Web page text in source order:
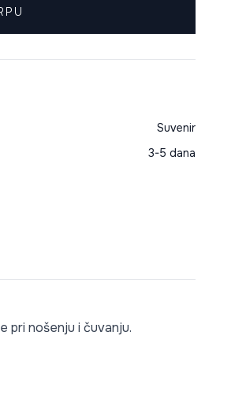
Suvenir
3-5 dana
pri nošenju i čuvanju.